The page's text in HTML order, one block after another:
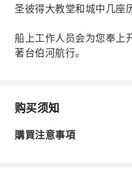
圣彼得大教堂和城中几座
船上工作人员会为您奉上
著台伯河航行。
购买须知
購買注意事項